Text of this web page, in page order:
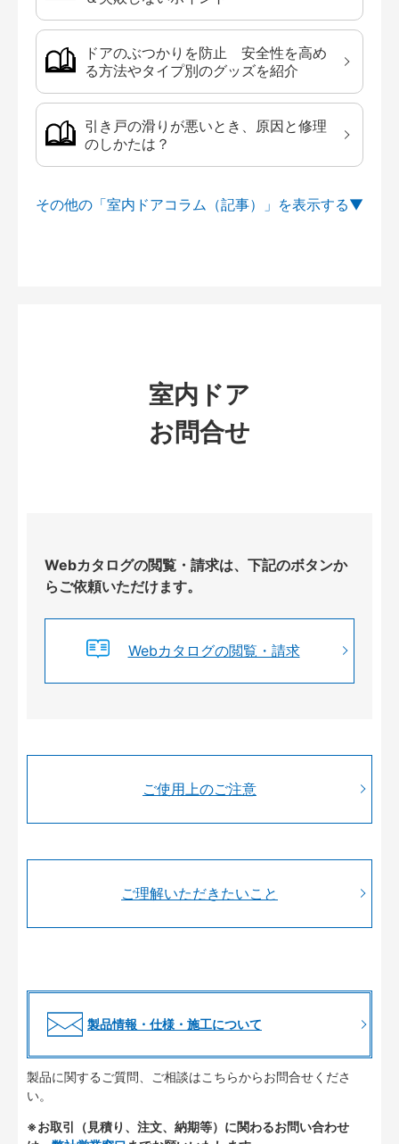
ドアのぶつかりを防止 安全性を高め
る方法やタイプ別のグッズを紹介
引き戸の滑りが悪いとき、原因と修理
のしかたは？
その他の「室内ドアコラム（記事）」を
室内ドア
お問合せ
Webカタログの閲覧・請求は、下記のボタンか
らご依頼いただけます。
Webカタログの閲覧・請求
ご使用上のご注意
ご理解いただきたいこと
製品情報・仕様・施工について
製品に関するご質問、ご相談はこちらからお問合せくださ
い。
※お取引（見積り、注文、納期等）に関わるお問い合わせ